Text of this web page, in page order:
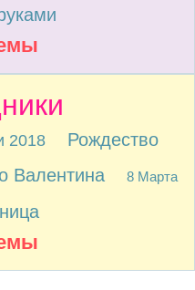
2018
Рождество
Валентина 8 Марта